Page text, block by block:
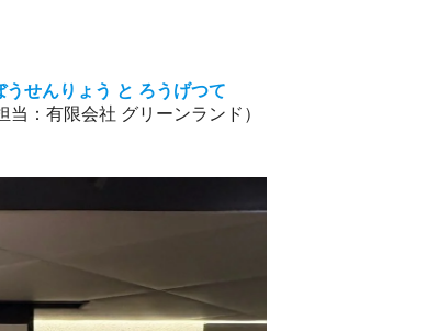
うせんりょう と ろうげつて
：有限会社 グリーンランド）